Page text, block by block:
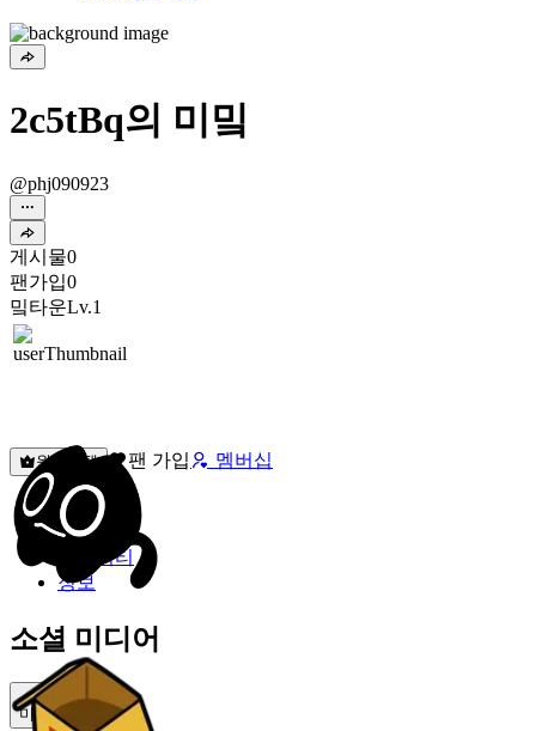
2c5tBq의 미밐
@phj090923
게시물0
팬가입0
밐타운Lv.1
원픽선택 팬 가입 멤버십
밐타운
피드
커뮤니티
정보
소셜 미디어
미밐 공유